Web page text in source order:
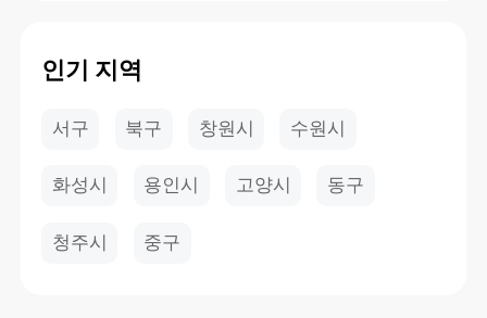
인기 지역
서구 북구 창원시 수원시
화성시 용인시 고양시 동구
청주시 중구